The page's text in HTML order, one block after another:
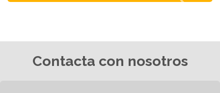
Contacta con nosotros